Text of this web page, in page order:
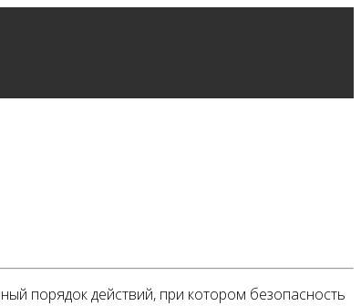
порядок действий, при котором безопасность